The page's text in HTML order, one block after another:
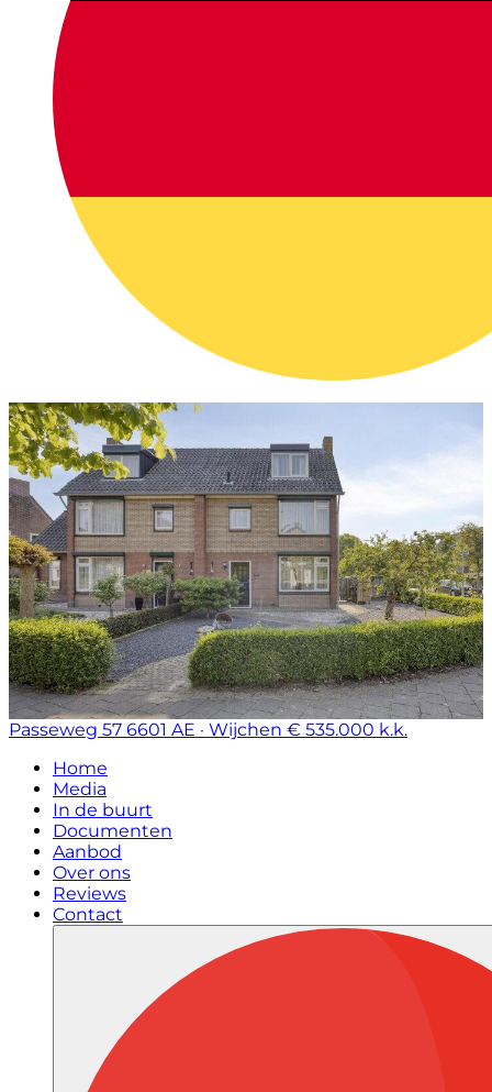
Passeweg 57 6601 AE · Wijchen € 535.000 k.k.
Home
Media
In de buurt
Documenten
Aanbod
Over ons
Reviews
Contact